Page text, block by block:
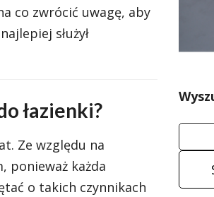
co zwrócić uwagę, aby
służył
łazienki?
Ze względu na
ponieważ każda
o takich czynnikach